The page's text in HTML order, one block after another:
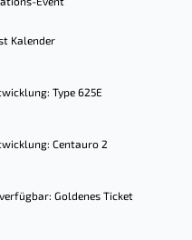
Kalender
Type 625E
Centauro 2
Goldenes Ticket